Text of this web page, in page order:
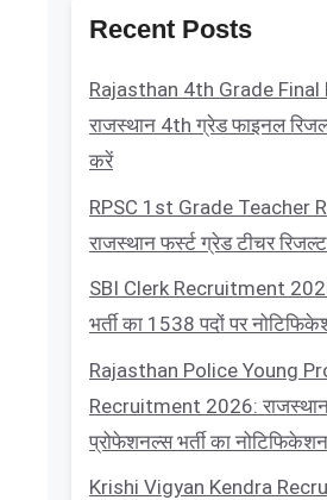
Recent Posts
Rajasthan 4th Grade
राजस्थान 4th ग्रेड फाइनल
करें
RPSC 1st Grade Teacher
राजस्थान फर्स्ट ग्रेड टीचर
SBI Clerk Recruitment
भर्ती का 1538 पदों पर
Rajasthan Police Young
Recruitment 2026:
प्रोफेशनल्स भर्ती का नोटिफिकेशन
Krishi Vigyan Kendra